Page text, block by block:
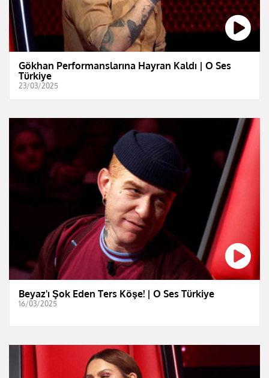
Gökhan Performanslarına Hayran Kaldı | O Ses
Türkiye
23/03/2025
Beyaz'ı Şok Eden Ters Köşe! | O Ses Türkiye
16/03/2025